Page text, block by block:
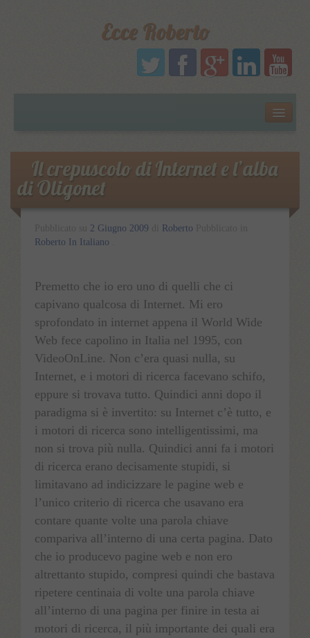
Ecce Roberto
Português
Polski
English
Français
Română
Deutsch
Il crepuscolo di Internet e l’alba
di Oligonet
2 Giugno 2009 Roberto
Roberto In Italiano
Premetto che io ero uno di quelli che ci
capivano qualcosa di Internet. Mi ero
sprofondato in internet appena il World Wide
Web fece capolino in Italia nel 1995, con
VideoOnLine. Non c’era quasi nulla, su
Internet, e i motori di ricerca facevano schifo,
eppure si trovava tutto. Quindici anni dopo il
paradigma si è invertito: su Internet c’è tutto, e
i motori di ricerca sono intelligentissimi, ma
non si trova più nulla. Quindici anni fa i motori
di ricerca erano decisamente stupidi, si
limitavano ad indicizzare le pagine web e
l’unico criterio di ricerca che usavano era
contare quante volte una parola chiave
compariva all’interno di una certa pagina. Dato
che io producevo pagine web e non ero
altrettanto stupido, compresi quindi che bastava
ripetere centinaia di volte una parola chiave
all’interno di una pagina per finire in testa ai
motori di ricerca, il più importante dei quali era